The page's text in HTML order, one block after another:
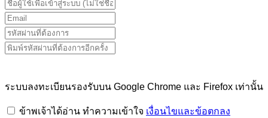
ระบบลงทะเบียนรองรับบน Google Chrome และ Firefox เท่านั้น
ข้าพเจ้าได้อ่าน ทำความเข้าใจ เงื่อนไขและข้อตกลง